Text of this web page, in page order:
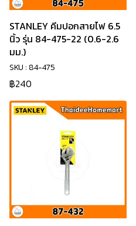
STANLEY คีมปอกสายไฟ 6.5
นิ้ว รุ่น 84-475-22 (0.6-2.6
มม.)
SKU : 84-475
฿240